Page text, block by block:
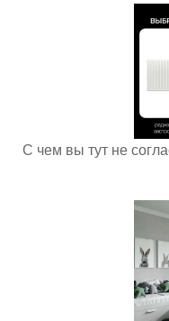
С чем вы тут не